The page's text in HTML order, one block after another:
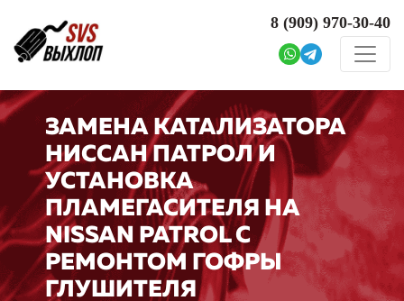
8 (909) 970-30-40
ЗАМЕНА КАТАЛИЗАТОРА
НИССАН ПАТРОЛ И
УСТАНОВКА
ПЛАМЕГАСИТЕЛЯ НА
NISSAN PATROL С
РЕМОНТОМ ГОФРЫ
ГЛУШИТЕЛЯ